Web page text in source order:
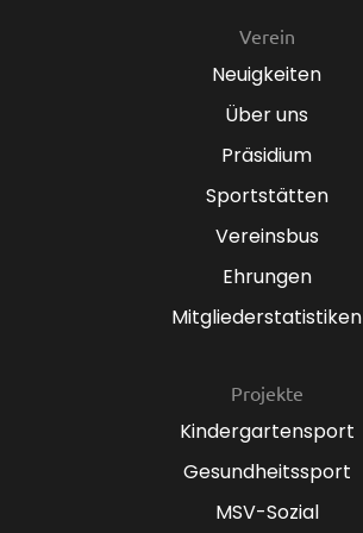
Verein
Neuigkeiten
Über uns
Präsidium
Sportstätten
Vereinsbus
Ehrungen
Mitgliederstatistiken
Projekte
Kindergartensport
Gesundheitssport
MSV-Sozial